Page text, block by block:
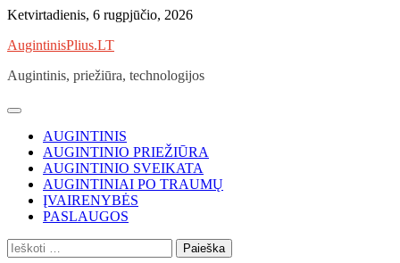
Skip
content
Ketvirtadienis, 6 rugpjūčio, 2026
AugintinisPlius.LT
Augintinis, priežiūra, technologijos
AUGINTINIS
AUGINTINIO PRIEŽIŪRA
AUGINTINIO SVEIKATA
AUGINTINIAI PO TRAUMŲ
ĮVAIRENYBĖS
PASLAUGOS
Ieškoti: